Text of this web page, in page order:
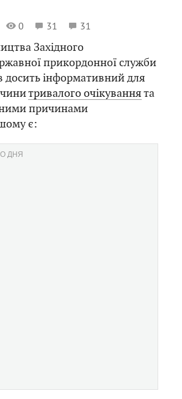
0 31 31
Західного
прикордонної служби
досить інформативний для
тривалого очікуваннята
причинами
є:
ДНЯ